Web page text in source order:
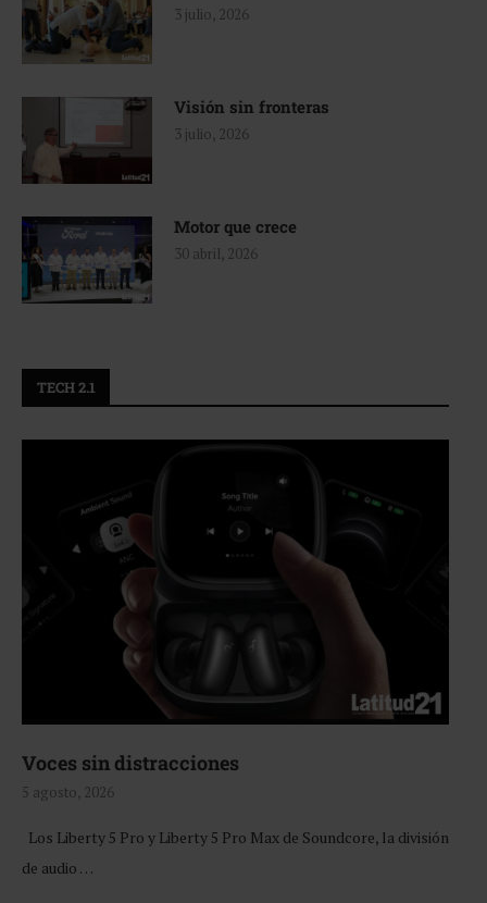
3 julio, 2026
Visión sin fronteras
3 julio, 2026
Motor que crece
30 abril, 2026
TECH 2.1
Voces sin distracciones
5 agosto, 2026
Los Liberty 5 Pro y Liberty 5 Pro Max de Soundcore, la división
de audio …